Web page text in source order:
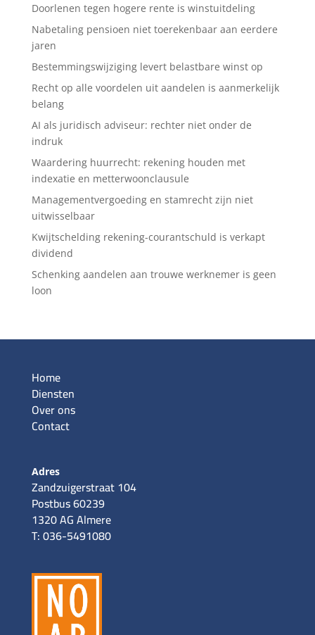
Doorlenen tegen hogere rente is winstuitdeling
Nabetaling pensioen niet toerekenbaar aan eerdere
jaren
Bestemmingswijziging levert belastbare winst op
Recht op alle voordelen uit aandelen is aanmerkelijk
belang
AI als juridisch adviseur: rechter niet onder de
indruk
Waardering huurrecht: rekening houden met
indexatie en metterwoonclausule
Managementvergoeding en stamrecht zijn niet
uitwisselbaar
Kwijtschelding rekening-courantschuld is verkapt
dividend
Schenking aandelen aan trouwe werknemer is geen
loon
Home
Diensten
Over ons
Contact
Adres
Zandzuigerstraat 104
Postbus 60239
1320 AG Almere
T: 036-5491080